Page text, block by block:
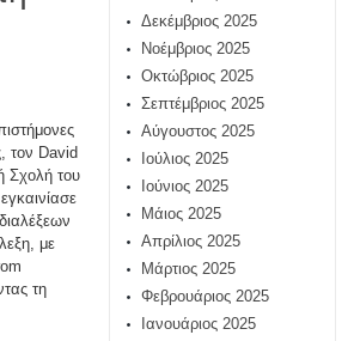
τον David
Σχολή του
με
τη
Δεκέμβριος 2025
Νοέμβριος 2025
Οκτώβριος 2025
Σεπτέμβριος 2025
Αύγουστος 2025
Ιούλιος 2025
Ιούνιος 2025
Μάιος 2025
Απρίλιος 2025
Μάρτιος 2025
Φεβρουάριος 2025
Ιανουάριος 2025